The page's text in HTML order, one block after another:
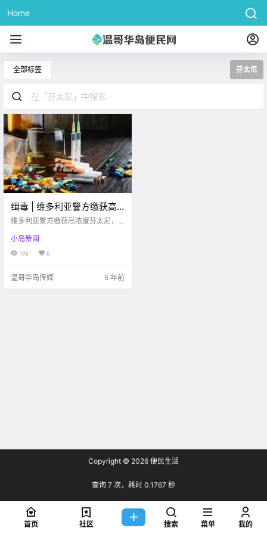
Home
全部标签 芬太尼
缉毒 | 维多利亚警方缴获高
浓度芬太尼，毒量可致死“半
维多利亚警方缴获高浓度芬太尼，
小岛新闻
198 0
温哥华岛传媒 5 年前
Copyright © 2026 便民生活
查询 7 次，耗时 0.1767 秒
首页 社区 搜索 菜单 我的